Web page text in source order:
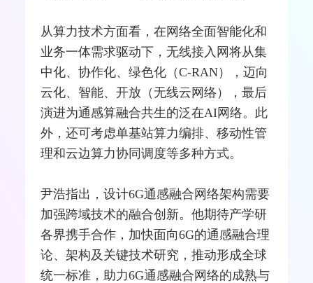
从算力技术方面看，在网络全面智能化和
业务一体需求驱动下， 无线接入 网将从集
中化、协作化、绿色化（C-RAN），迈向
云化、智能、开放（无线云网络），最后
演进为通感算融合共生的泛在AI网络。此
外，还可考虑单基站算力编排、移动性管
理和云边算力协同调度等多种方式。
尹浩指出，设计6G通感融合网络架构需要
加强跨域技术的融合创新。他期待产学研
各界携手合作，加快面向6G的通感融合理
论、架构及关键技术研究，推动形成全球
统一标准，助力6G通感融合网络的成熟与